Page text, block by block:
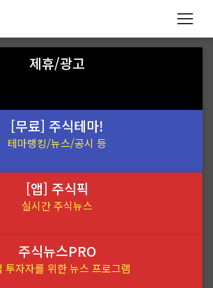
제휴/광고
[무료] 주식테마!
테마랭킹/뉴스/공시 등
[앱] 주식픽
실시간 주식뉴스
주식뉴스PRO
투자자를 위한 뉴스 프로그램